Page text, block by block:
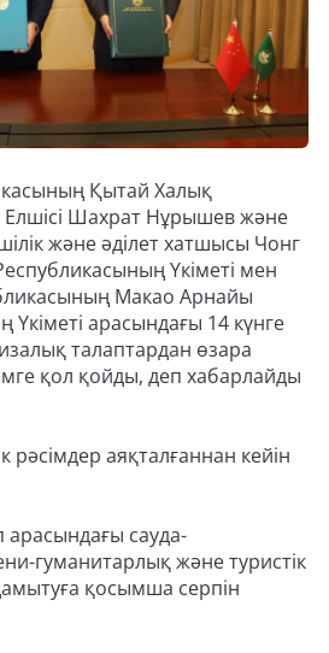
Қытай Халық
Елшісі Шахрат Нұрышев және
және әділет хатшысы Чонг
Үкіметі мен
Макао Арнайы
Үкіметі арасындағы 14 күнге
талаптардан өзара
қол қойды, деп хабарлайды
рәсімдер аяқталғаннан кейін
арасындағы сауда-
гуманитарлық және туристік
қосымша серпін